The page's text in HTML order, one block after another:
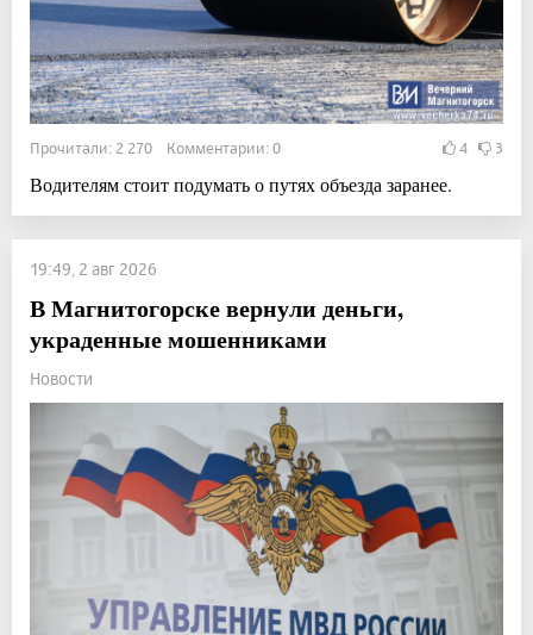
Прочитали: 2 270 Комментарии: 0 4 3
Водителям стоит подумать о путях объезда заранее.
19:49, 2 авг 2026
В Магнитогорске вернули деньги,
украденные мошенниками
Новости